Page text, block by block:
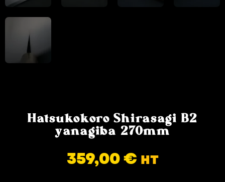
Hatsukokoro Shirasagi B2
yanagiba 270mm
359,00€ HT